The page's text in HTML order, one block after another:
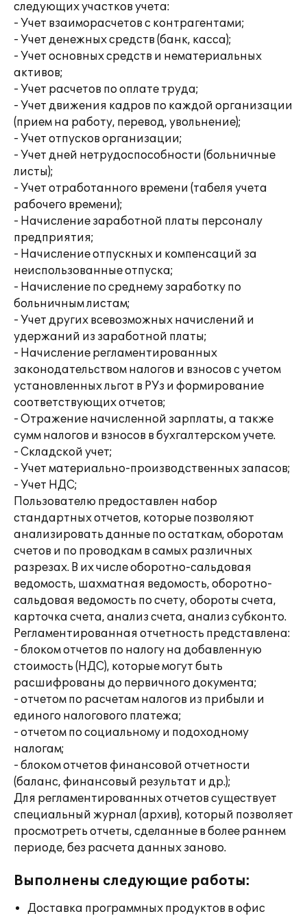
следующих участков учета:
- Учет взаиморасчетов с контрагентами;
- Учет денежных средств (банк, касса);
- Учет основных средств и нематериальных
активов;
- Учет расчетов по оплате труда;
- Учет движения кадров по каждой организации
(прием на работу, перевод, увольнение);
- Учет отпусков организации;
- Учет дней нетрудоспособности (больничные
листы);
- Учет отработанного времени (табеля учета
рабочего времени);
- Начисление заработной платы персоналу
предприятия;
- Начисление отпускных и компенсаций за
неиспользованные отпуска;
- Начисление по среднему заработку по
больничным листам;
- Учет других всевозможных начислений и
удержаний из заработной платы;
- Начисление регламентированных
законодательством налогов и взносов с учетом
установленных льгот в РУз и формирование
соответствующих отчетов;
- Отражение начисленной зарплаты, а также
сумм налогов и взносов в бухгалтерском учете.
- Складской учет;
- Учет материально-производственных запасов;
- Учет НДС;
Пользователю предоставлен набор
стандартных отчетов, которые позволяют
анализировать данные по остаткам, оборотам
счетов и по проводкам в самых различных
разрезах. В их числе оборотно-сальдовая
ведомость, шахматная ведомость, оборотно-
сальдовая ведомость по счету, обороты счета,
карточка счета, анализ счета, анализ субконто.
Регламентированная отчетность представлена:
- блоком отчетов по налогу на добавленную
стоимость (НДС), которые могут быть
расшифрованы до первичного документа;
- отчетом по расчетам налогов из прибыли и
единого налогового платежа;
- отчетом по социальному и подоходному
налогам;
- блоком отчетов финансовой отчетности
(баланс, финансовый результат и др.);
Для регламентированных отчетов существует
специальный журнал (архив), который позволяет
просмотреть отчеты, сделанные в более раннем
периоде, без расчета данных заново.
Выполнены следующие работы:
Доставка программных продуктов в офис